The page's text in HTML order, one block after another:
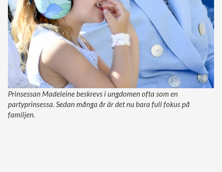
Prinsessan Madeleine beskrevs i ungdomen ofta som en
partyprinsessa. Sedan många år är det nu bara full fokus på
familjen.